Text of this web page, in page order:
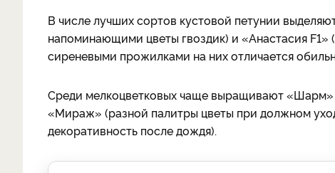
В числе лучших сортов кустовой петунии
напоминающими цветы гвоздик) и «Анастасия
сиреневыми прожилками на них отличается
Среди мелкоцветковых чаще выращивают
«Мираж» (разной палитры цветы при должном
декоративность после дождя).